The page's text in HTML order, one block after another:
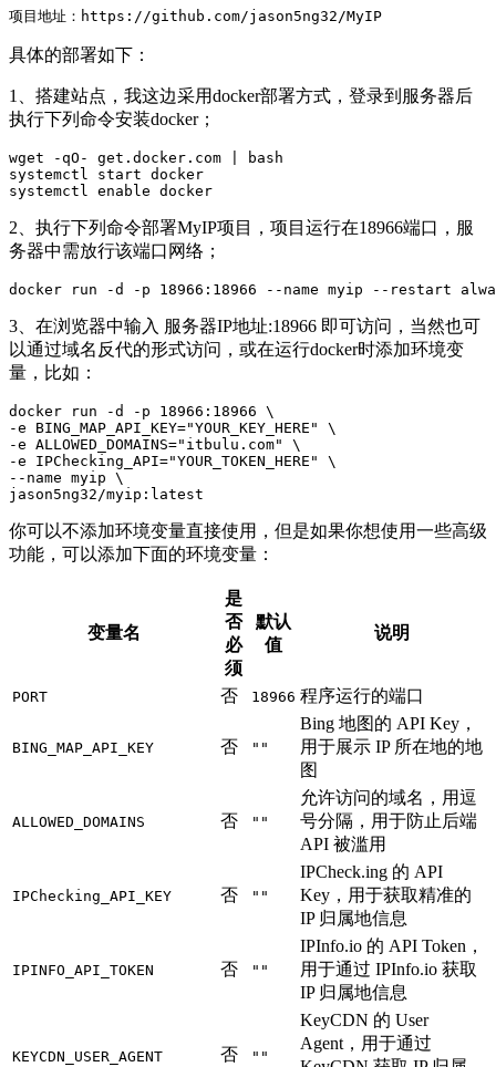
具体的部署如下：
1、搭建站点，我这边采用docker部署方式，登录到服务器后
执行下列命令安装docker；
wget -qO- get.docker.com | bash
systemctl start docker
2、执行下列命令部署MyIP项目，项目运行在18966端口，服
务器中需放行该端口网络；
3、在浏览器中输入 服务器IP地址:18966 即可访问，当然也可
以通过域名反代的形式访问，或在运行docker时添加环境变
量，比如：
docker run -d -p 18966:18966 \
-e BING_MAP_API_KEY="YOUR_KEY_HERE" \
-e ALLOWED_DOMAINS="itbulu.com" \
-e IPChecking_API="YOUR_TOKEN_HERE" \
--name myip \
你可以不添加环境变量直接使用，但是如果你想使用一些高级
功能，可以添加下面的环境变量：
变量名
是
否
必
须
默认
值
说明
PORT 否 18966 程序运行的端口
BING_MAP_API_KEY 否 ""
Bing 地图的 API Key，
用于展示 IP 所在地的地
图
ALLOWED_DOMAINS 否 ""
允许访问的域名，用逗
号分隔，用于防止后端
API 被滥用
IPChecking_API_KEY 否 ""
IPCheck.ing 的 API
Key，用于获取精准的
IP 归属地信息
IPINFO_API_TOKEN 否 ""
IPInfo.io 的 API Token，
用于通过 IPInfo.io 获取
IP 归属地信息
KEYCDN_USER_AGENT 否 ""
KeyCDN 的 User
Agent，用于通过